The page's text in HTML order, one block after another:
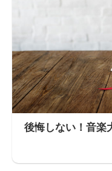
後悔しない！音楽